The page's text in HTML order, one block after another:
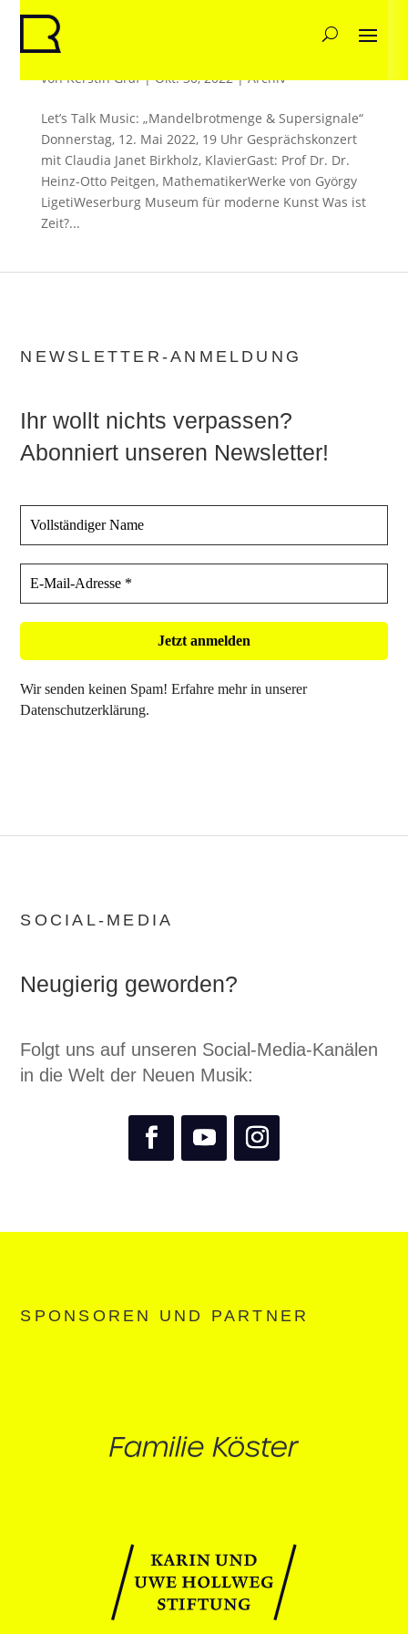
vonKerstin Graf|Okt. 30, 2022|Archiv
Let’s Talk Music: „Mandelbrotmenge & Supersignale“
Donnerstag, 12. Mai 2022, 19 Uhr Gesprächskonzert
mit Claudia Janet Birkholz, KlavierGast: Prof Dr. Dr.
Heinz-Otto Peitgen, MathematikerWerke von György
LigetiWeserburg Museum für moderne Kunst Was ist
Zeit?...
NEWSLETTER-ANMELDUNG
Ihr wollt nichts verpassen?
Abonniert unseren Newsletter!
Wir senden keinen Spam! Erfahre mehr in unserer
Datenschutzerklärung.
SOCIAL-MEDIA
Neugierig geworden?
Folgt uns auf unseren Social-Media-Kanälen
in die Welt der Neuen Musik:
SPONSOREN UND PARTNER